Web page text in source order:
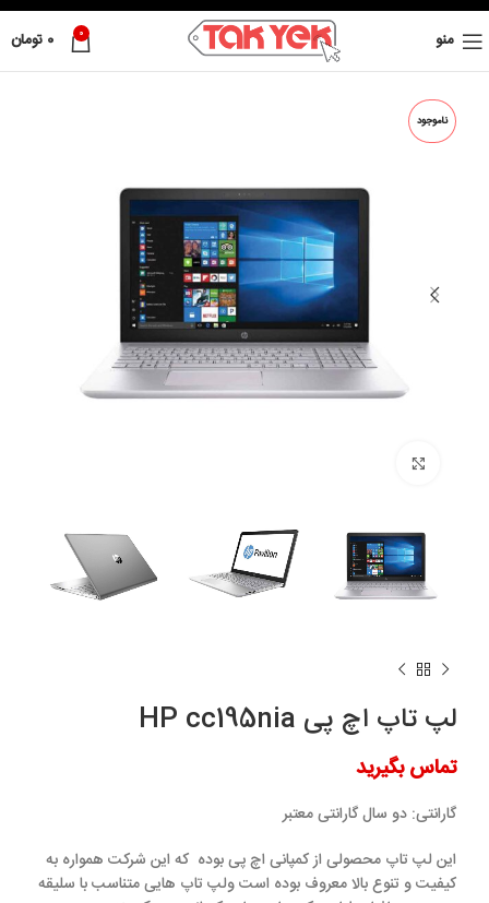
منو 0
0 تومان
ناموجود
لپ تاپ اچ پی HP cc195nia
تماس بگیرید
گارانتی: دو سال گارانتی معتبر
این لپ تاپ محصولی از کمپانی اچ پی بوده که این شرکت همواره به
کیفیت و تنوع بالا معروف بوده‌ است ولپ تاپ هایی متناسب با سلیقه